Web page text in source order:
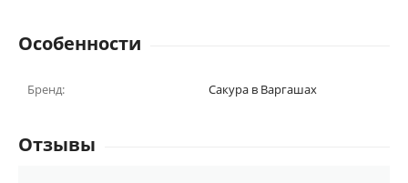
Особенности
Бренд: Сакура в Варгашах
Отзывы